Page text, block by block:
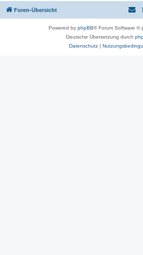
Foren-Übersicht
Powered by phpBB® Forum Software ©
Deutsche Übersetzung durch
Datenschutz|